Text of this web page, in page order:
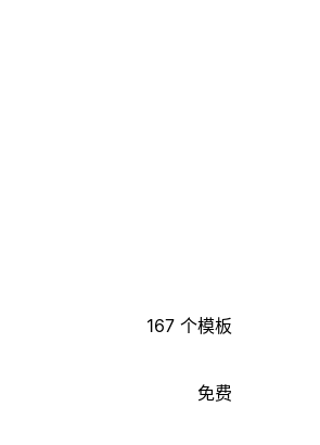
167 个模板
免费